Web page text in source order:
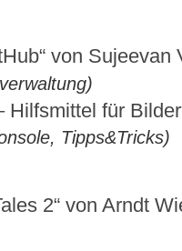
von
Hilfsmittel für
Tipps&Tricks)
2“ von Arndt